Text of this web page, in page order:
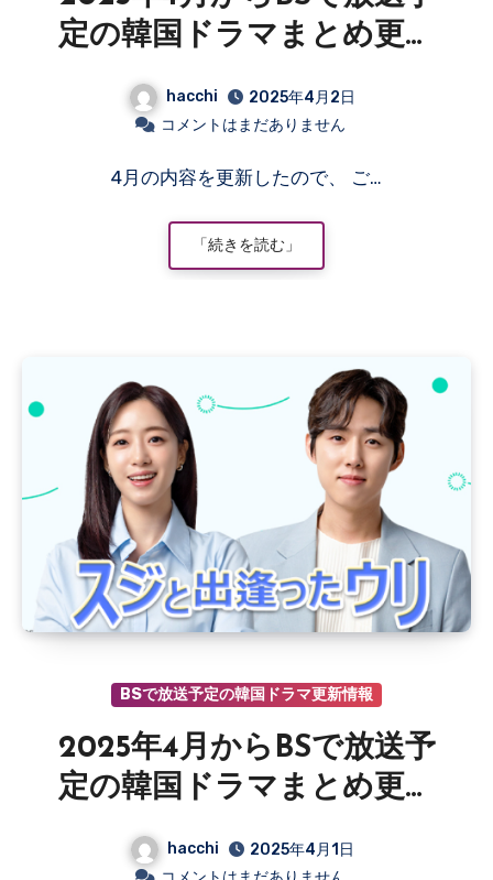
定の韓国ドラマまとめ更新
hacchi
2025年4月2日
コメントはまだありません
4月の内容を更新したので、 ご…
「続きを読む」
BSで放送予定の韓国ドラマ更新情報
2025年4月からBSで放送予
定の韓国ドラマまとめ更新
hacchi
2025年4月1日